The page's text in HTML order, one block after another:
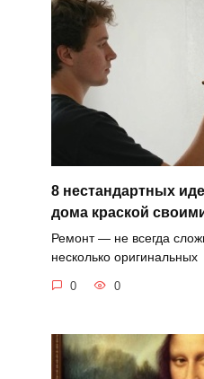
8 нестандартных
дома краской
Ремонт — не всегда
несколько оригинальных
0 0